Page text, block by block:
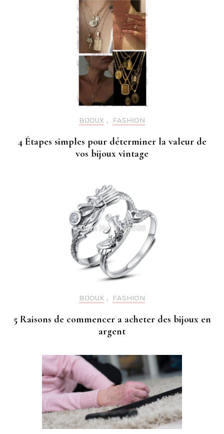
BIJOUX , FASHION
4 Étapes simples pour déterminer la valeur de
vos bijoux vintage
BIJOUX , FASHION
5 Raisons de commencer a acheter des bijoux en
argent